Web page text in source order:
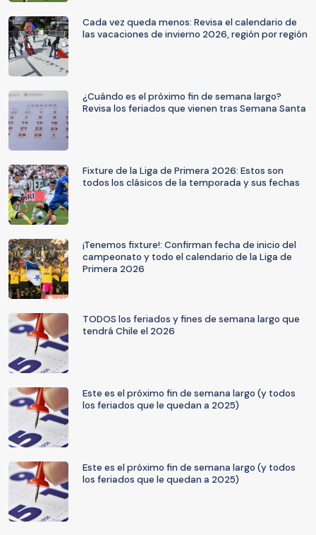
Cada vez queda menos: Revisa el calendario de
las vacaciones de invierno 2026, región por región
¿Cuándo es el próximo fin de semana largo?
Revisa los feriados que vienen tras Semana Santa
Fixture de la Liga de Primera 2026: Estos son
todos los clásicos de la temporada y sus fechas
¡Tenemos fixture!: Confirman fecha de inicio del
campeonato y todo el calendario de la Liga de
Primera 2026
TODOS los feriados y fines de semana largo que
tendrá Chile el 2026
Este es el próximo fin de semana largo (y todos
los feriados que le quedan a 2025)
Este es el próximo fin de semana largo (y todos
los feriados que le quedan a 2025)